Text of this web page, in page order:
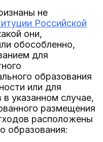
не
Российской
они,
обособленно,
для
образования
или для
в указанном случае,
размещения
расположены
образования: